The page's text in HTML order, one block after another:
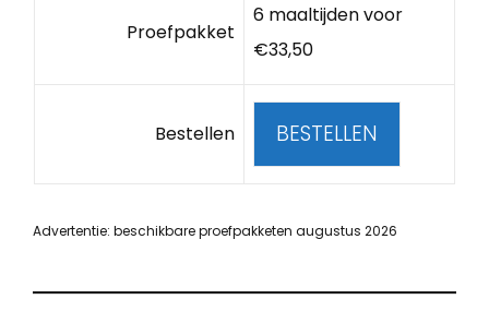
Proefpakket
6 maaltijden voor
€33,50
Bestellen BESTELLEN
Advertentie: beschikbare proefpakketen augustus 2026